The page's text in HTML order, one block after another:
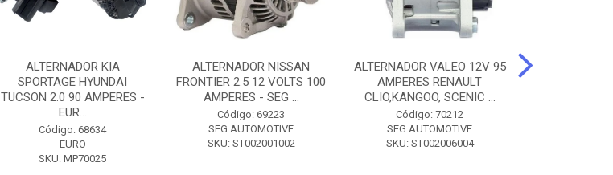
ALTERNADOR KIA
SPORTAGE HYUNDAI
TUCSON 2.0 90 AMPERES -
EUR...
Código: 68634
EURO
SKU: MP70025
ALTERNADOR NISSAN
FRONTIER 2.5 12 VOLTS 100
AMPERES - SEG ...
Código: 69223
SEG AUTOMOTIVE
SKU: ST002001002
ALTERNADOR VALEO 12V 95
AMPERES RENAULT
CLIO,KANGOO, SCENIC ...
Código: 70212
SEG AUTOMOTIVE
SKU: ST002006004